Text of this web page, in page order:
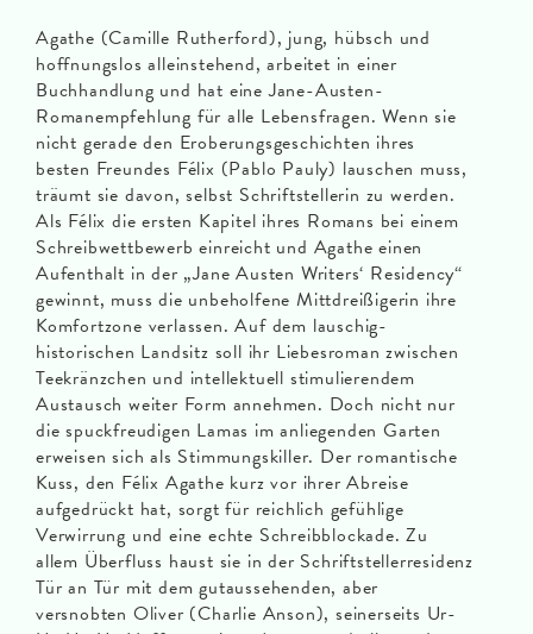
Agathe (Camille Rutherford), jung, hübsch und
hoffnungslos alleinstehend, arbeitet in einer
Buchhandlung und hat eine Jane-Austen-
Romanempfehlung für alle Lebensfragen. Wenn sie
nicht gerade den Eroberungsgeschichten ihres
besten Freundes Félix (Pablo Pauly) lauschen muss,
träumt sie davon, selbst Schriftstellerin zu werden.
Als Félix die ersten Kapitel ihres Romans bei einem
Schreibwettbewerb einreicht und Agathe einen
Aufenthalt in der „Jane Austen Writers‘ Residency“
gewinnt, muss die unbeholfene Mittdreißigerin ihre
Komfortzone verlassen. Auf dem lauschig-
historischen Landsitz soll ihr Liebesroman zwischen
Teekränzchen und intellektuell stimulierendem
Austausch weiter Form annehmen. Doch nicht nur
die spuckfreudigen Lamas im anliegenden Garten
erweisen sich als Stimmungskiller. Der romantische
Kuss, den Félix Agathe kurz vor ihrer Abreise
aufgedrückt hat, sorgt für reichlich gefühlige
Verwirrung und eine echte Schreibblockade. Zu
allem Überfluss haust sie in der Schriftstellerresidenz
Tür an Tür mit dem gutaussehenden, aber
versnobten Oliver (Charlie Anson), seinerseits Ur-